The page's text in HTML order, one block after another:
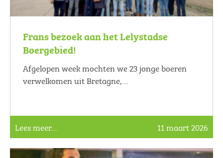
Frans bezoek aan het Lelystadse
Boergebied!
Afgelopen week mochten we 23 jonge boeren
verwelkomen uit Bretagne,…
Lees meer... 11 maart 2026